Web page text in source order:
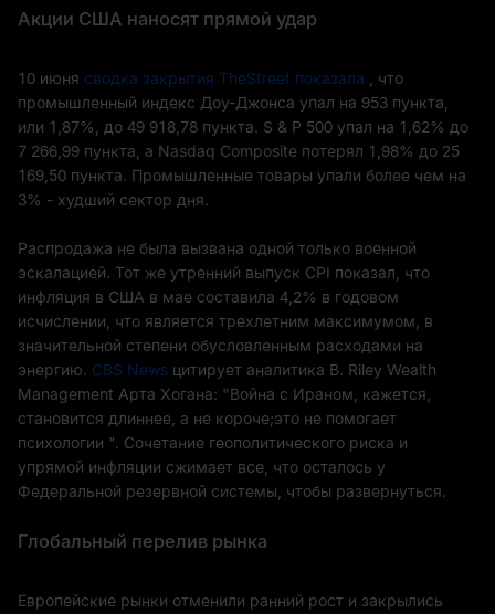
Акции США наносят прямой удар
10 июня сводка закрытия TheStreet показала
, что
промышленный индекс Доу-Джонса упал на 953 пункта,
или 1,87%, до 49 918,78 пункта. S & P 500 упал на 1,62% до
7 266,99 пункта, а Nasdaq Composite потерял 1,98% до 25
169,50 пункта. Промышленные товары упали более чем на
3% - худший сектор дня.
Распродажа не была вызвана одной только военной
эскалацией. Тот же утренний выпуск CPI показал, что
инфляция в США в мае составила 4,2% в годовом
исчислении, что является трехлетним максимумом, в
значительной степени обусловленным расходами на
энергию. CBS News цитирует аналитика B. Riley Wealth
Management Арта Хогана: "Война с Ираном, кажется,
становится длиннее, а не короче;это не помогает
психологии ". Сочетание геополитического риска и
упрямой инфляции сжимает все, что осталось у
Федеральной резервной системы, чтобы развернуться.
Глобальный перелив рынка
Европейские рынки отменили ранний рост и закрылись